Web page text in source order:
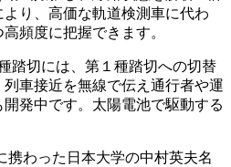
り、高価な軌道検測車に代わ
頻度に把握できます。
踏切には、第１種踏切への切替
車接近を無線で伝え通行者や運
発中です。太陽電池で駆動する
携わった日本大学の中村英夫名